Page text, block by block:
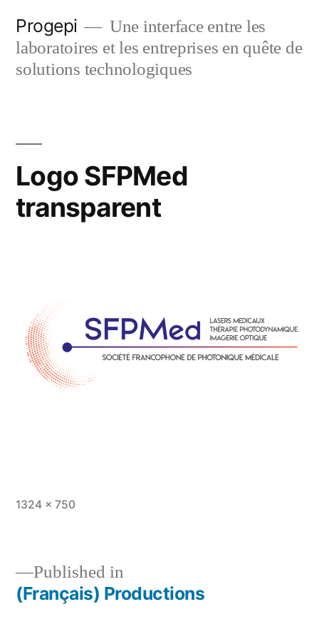
content
Progepi
Une interface entre les
laboratoires et les entreprises en quête de
solutions technologiques
Logo SFPMed
transparent
Full
1324 × 750
Post
Published in
(Français) Productions